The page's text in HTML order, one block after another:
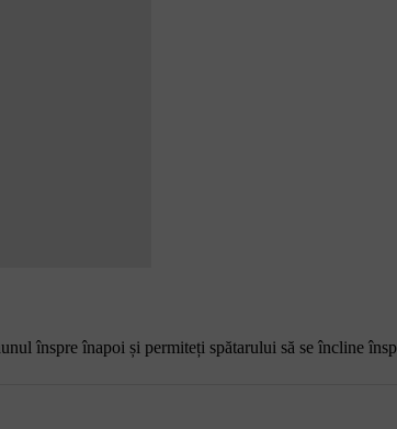
înspre înapoi și permiteți spătarului să se încline